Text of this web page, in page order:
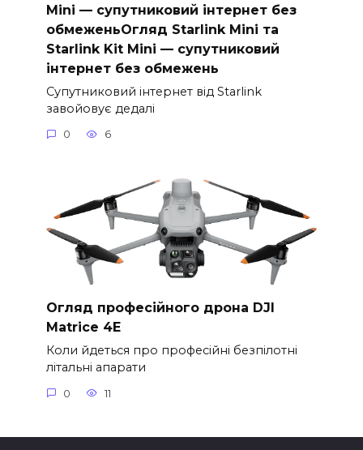
Mini — супутниковий інтернет без
обмеженьОгляд Starlink Mini та
Starlink Kit Mini — супутниковий
інтернет без обмежень
Супутниковий інтернет від Starlink
завойовує дедалі
0 6
Огляд професійного дрона DJI
Matrice 4E
Коли йдеться про професійні безпілотні
літальні апарати
0 11